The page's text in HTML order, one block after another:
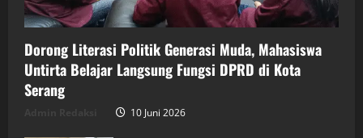
Dorong Literasi Politik Generasi Muda, Mahasiswa
Untirta Belajar Langsung Fungsi DPRD di Kota
Serang
10 Juni 2026